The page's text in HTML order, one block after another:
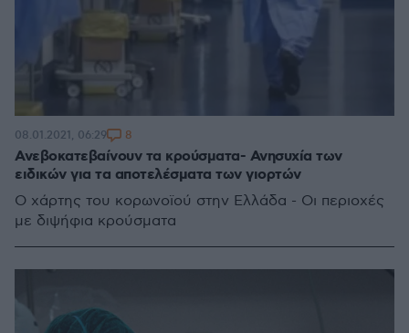
Ανεβοκατεβαίνουν τα κρούσματα- Ανησυχία των
ειδικών για τα αποτελέσματα των γιορτών
Ο χάρτης του κορωνοϊού στην Ελλάδα - Οι περιοχές
με διψήφια κρούσματα
08.01.2021, 06:29 8